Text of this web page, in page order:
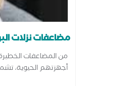
مضاعفات نزلات
من المضاعفات الخطيرة
أجهزتهم الحيوية،